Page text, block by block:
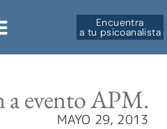
Encuentra
a tu psicoanalista
evento APM.
MAYO 29, 2013